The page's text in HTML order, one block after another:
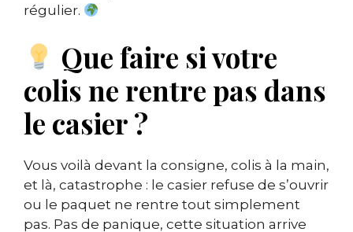
régulier.
Que faire si votre
colis ne rentre pas dans
le casier ?
Vous voilà devant la consigne, colis à la main,
et là, catastrophe : le casier refuse de s’ouvrir
ou le paquet ne rentre tout simplement
pas. Pas de panique, cette situation arrive